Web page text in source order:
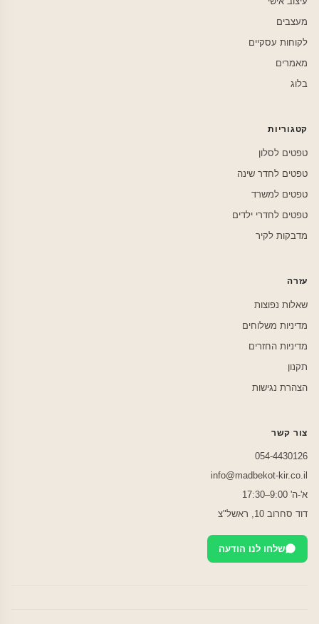
מעצבים
לקוחות עסקיים
מאמרים
בלוג
קטגוריות
טפטים לסלון
טפטים לחדר שינה
טפטים למשרד
טפטים לחדרי ילדים
מדבקות לקיר
עזרה
שאלות נפוצות
מדיניות משלוחים
מדיניות החזרים
תקנון
הצהרת נגישות
צור קשר
054-4430126
info@madbekot-kir.co.il
א'-ה' 9:00–17:30
דוד סחרוב 10, ראשל"צ
שלחו לנו הודעה